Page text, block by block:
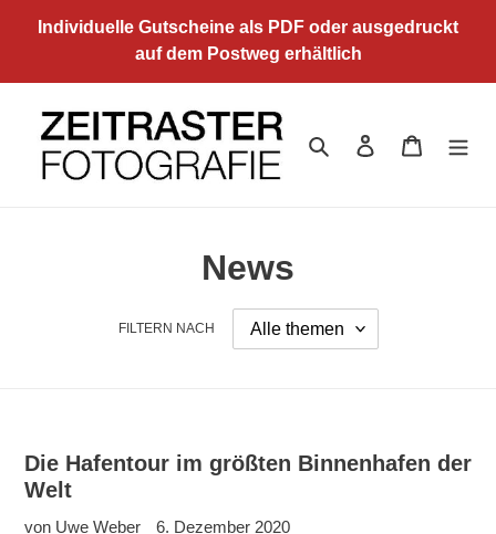
Individuelle Gutscheine als PDF oder ausgedruckt
auf dem Postweg erhältlich
Suchen Einloggen
News
FILTERN NACH
Die Hafentour im größten Binnenhafen der
Welt
von Uwe Weber 6. Dezember 2020